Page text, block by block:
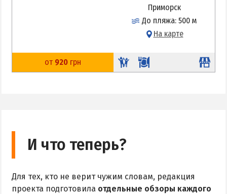
Приморск
До пляжа: 500 м
На карте
от 920 грн
И что теперь?
Для тех, кто не верит чужим словам, редакция
проекта подготовила отдельные обзоры каждого